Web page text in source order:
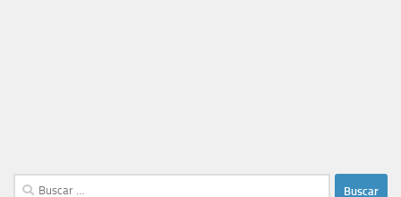
Buscar: